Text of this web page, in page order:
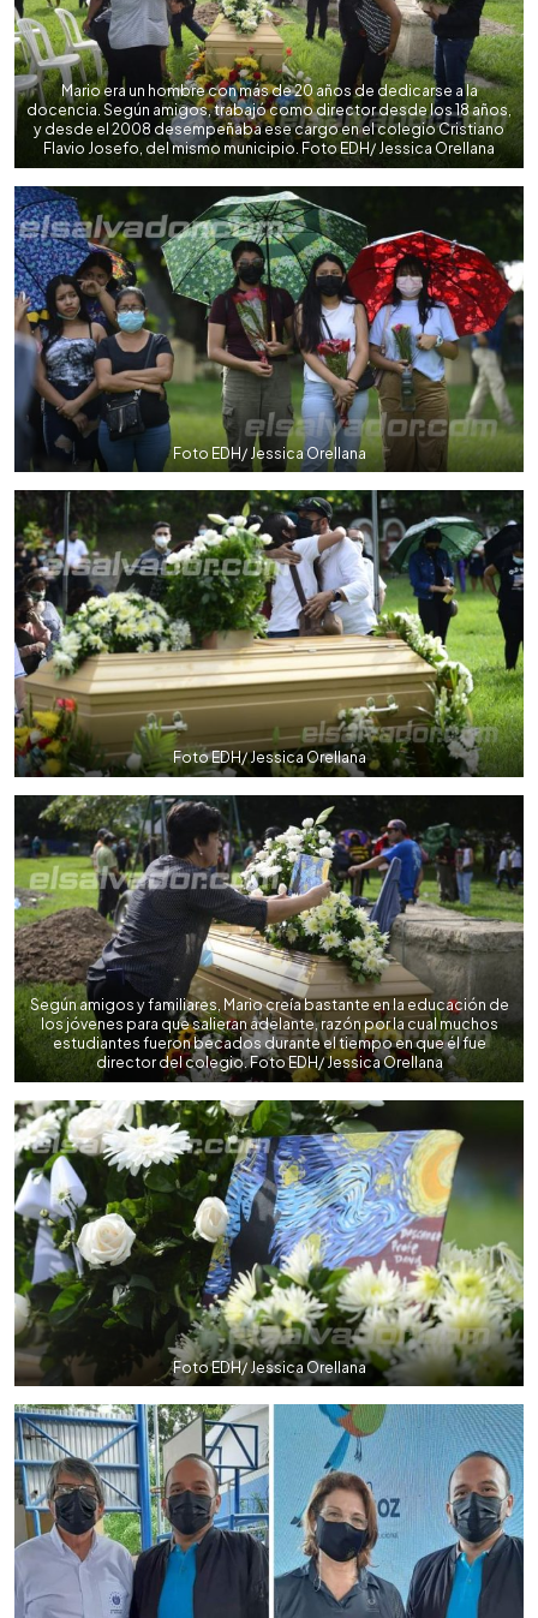
Mario era un hombre con más de 20 años de dedicarse a la
docencia. Según amigos, trabajó como director desde los 18 años,
y desde el 2008 desempeñaba ese cargo en el colegio Cristiano
Flavio Josefo, del mismo municipio. Foto EDH/ Jessica Orellana
Foto EDH/ Jessica Orellana
Foto EDH/ Jessica Orellana
Según amigos y familiares, Mario creía bastante en la educación de
los jóvenes para que salieran adelante, razón por la cual muchos
estudiantes fueron becados durante el tiempo en que él fue
director del colegio. Foto EDH/ Jessica Orellana
Foto EDH/ Jessica Orellana